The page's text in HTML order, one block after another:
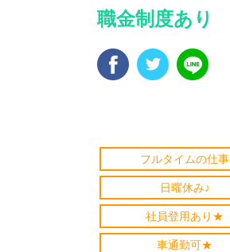
職金制度あり
フルタイムの仕事
日曜休み♪
社員登用あり★
車通勤可★